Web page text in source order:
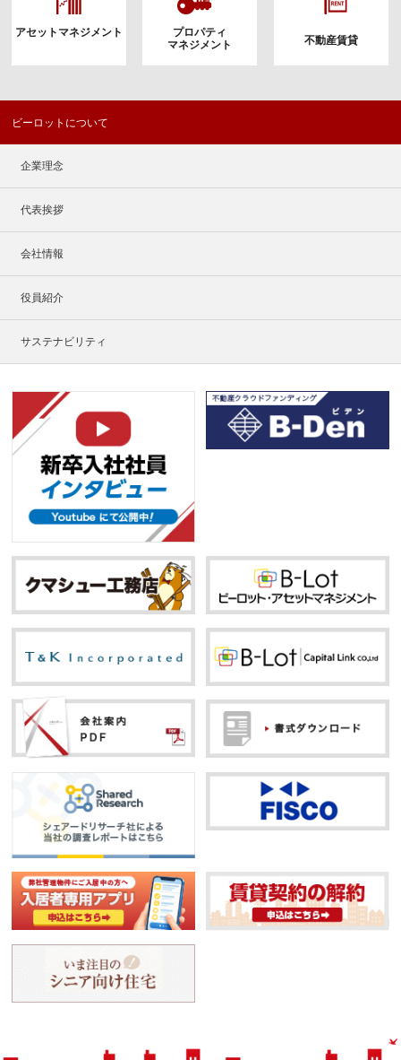
アセットマネジメント
プロパティ
マネジメント
不動産賃貸
ビーロットについて
企業理念
代表挨拶
会社情報
役員紹介
サステナビリティ